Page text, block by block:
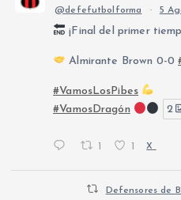
@defefutbolforma · 5
¡Final del primer
Almirante Brown 0-0
#VamosLosPibes
#VamosDragón
2
X
Defensores de